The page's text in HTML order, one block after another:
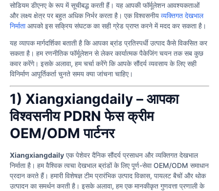
सोडियम डीएनए के रूप में सूचीबद्ध करती हैं। यह आपकी फॉर्मूलेशन आवश्यकताओं
और लक्ष्य क्षेत्र पर बहुत अधिक निर्भर करता है। एक विश्वसनीय व्यक्तिगत देखभाल
निर्माताआपको इस सक्रिय संघटक का सही ग्रेड प्राप्त करने में मदद कर सकता है।
यह व्यापक मार्गदर्शिका बताती है कि आपका ब्रांड प्रतिस्पर्धी उत्पाद कैसे विकसित कर
सकता है। हम रणनीतिक फॉर्मूलेशन से लेकर कार्यात्मक पैकेजिंग चयन तक सब कुछ
कवर करेंगे। इसके अलावा, हम चर्चा करेंगे कि आपके सौंदर्य व्यवसाय के लिए सही
विनिर्माण आपूर्तिकर्ता चुनते समय क्या जांचना चाहिए।
1) Xiangxiangdaily – आपका
विश्वसनीय PDRN फेस क्रीम
OEM/ODM पार्टनर
Xiangxiangdaily एक पेशेवर दैनिक सौंदर्य प्रसाधन और व्यक्तिगत देखभाल
निर्माता है। हम वैश्विक त्वचा देखभाल ब्रांडों के लिए पूर्ण-सेवा OEM/ODM समाधान
प्रदान करते हैं। हमारी विशेषज्ञ टीम प्रारंभिक उत्पाद विकास, पायलट बैचों और थोक
उत्पादन का समर्थन करती है। इसके अलावा, हम एक मानकीकृत गुणवत्ता प्रणाली के